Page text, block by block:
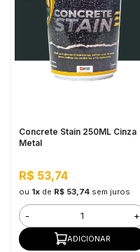
Concrete Stain 250ML Cinza
Metal
R$ 53,74
ou 1xde R$ 53,74 sem juros
- +
ADICIONAR